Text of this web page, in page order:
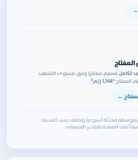
المفتاح
الكامل (تسليم مفتاح) وفق مستوى التشطيب
المفتاح~1,164 ر/م² .
←
متوسطة محدّثة أسبوعياً وتختلف حسب المدينة
أعلى الصفحة للتقدير التفصيلي.